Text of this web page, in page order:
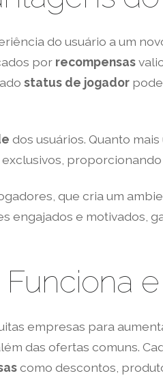
do usuário a um
por recompensas
status de jogador
dos usuários. Quanto
que cria um
e motivados,
empresas para
das ofertas comuns.
como descontos,